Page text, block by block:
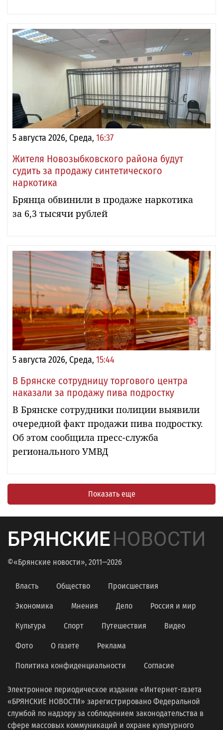
5 августа 2026, Среда, 16:37
Жителя Новозыбковского района будут
судить за продажу синтетического
наркотика
Брянца обвинили в продаже наркотика
за 6,3 тысячи рублей
5 августа 2026, Среда, 15:44
В Брянске сотрудницу торгового центра
наказали за продажу пива подростку
В Брянске сотрудники полиции выявили
очередной факт продажи пива подростку.
Об этом сообщила пресс-служба
регионального УМВД
Показать еще
БРЯНСКИЕНОВОСТИ
©«Брянские новости», 2011—2026
Власть Общество Происшествия
Экономика Мнения Дело Россия и мир
Культура Спорт Путешествия Видео
Фото О газете Реклама
Политика конфиденциальности Согласие
Электронное периодическое издание «Интернет-газета
«БРЯНСКИЕ НОВОСТИ» зарегистрировано Федеральной
службой по надзору за соблюдением законодательства в
сфере массовых коммуникаций и охране культурного